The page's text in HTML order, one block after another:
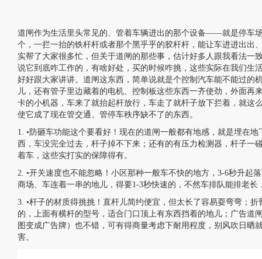
道闸作为生活里头常见的、管着车辆进出的那个设备——就是停车
个，一拦一抬的铁杆杆或者那个黑乎乎的胶杆杆，能让车进进出出
实帮了大家很多忙，但关于道闸的那些事，估计好多人跟我看法一
说它到底咋工作的，有啥好处，买的时候咋挑，这些实际在我们生
好好跟大家讲讲。道闸这东西，简单说就是个控制汽车能不能过的
儿，还有管子里边藏着的电机、控制板这些东西一齐使劲，外面再
卡的小机器，车来了就抬起杆放行，车走了就杆子放下拦着，就这
使它成了现在管交通、管停车秩序缺不了的东西。
1. •防砸车功能这个要看好！现在的道闸一般都有地感，就是埋在
西，车没完全过去，杆子掉不下来；还有的有压力检测器，杆子一
着车，这些实打实的保障得有。
2. •开关速度也不能忽略！小区那种一般车不快的地方，3-6秒升起
商场、车连着一串的地儿，得要1-3秒快速的，不然车排队能排老长
3. •杆子的材质得挑挑！直杆儿简约便宜，但太长了容易耍弯弯；
的，上面有横杆的型号，适合门口顶上有东西挡着的地儿；广告道
图变成广告牌）也不错，可有得商量考虑下耐用程度，别风吹日晒
害。